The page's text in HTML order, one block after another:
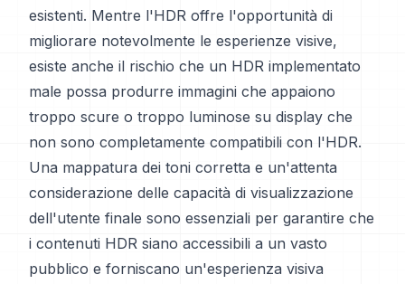
esistenti. Mentre l'HDR offre l'opportunità di
migliorare notevolmente le esperienze visive,
esiste anche il rischio che un HDR implementato
male possa produrre immagini che appaiono
troppo scure o troppo luminose su display che
non sono completamente compatibili con l'HDR.
Una mappatura dei toni corretta e un'attenta
considerazione delle capacità di visualizzazione
dell'utente finale sono essenziali per garantire che
i contenuti HDR siano accessibili a un vasto
pubblico e forniscano un'esperienza visiva